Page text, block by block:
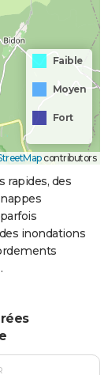
Faible
Moyen
Fort
contributors
rapides, des
inondations